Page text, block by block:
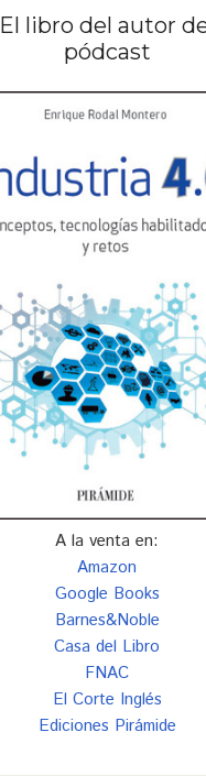
El libro del autor
pódcast
A la venta en:
Amazon
Google Books
Barnes&Noble
Casa del Libro
FNAC
El Corte Inglés
Ediciones Pirámide